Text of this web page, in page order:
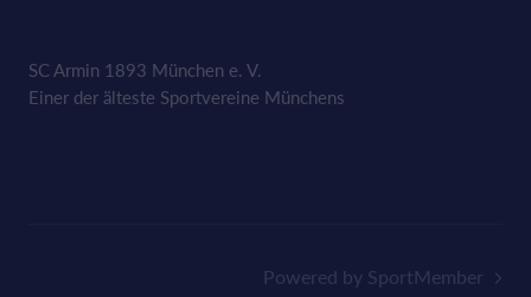
SC Armin 1893 München e. V.
Einer der älteste Sportvereine Münchens
Powered by SportMember